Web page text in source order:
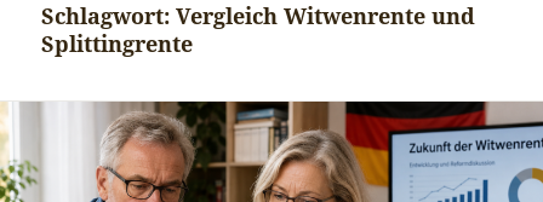
Schlagwort:Vergleich Witwenrente und
Splittingrente